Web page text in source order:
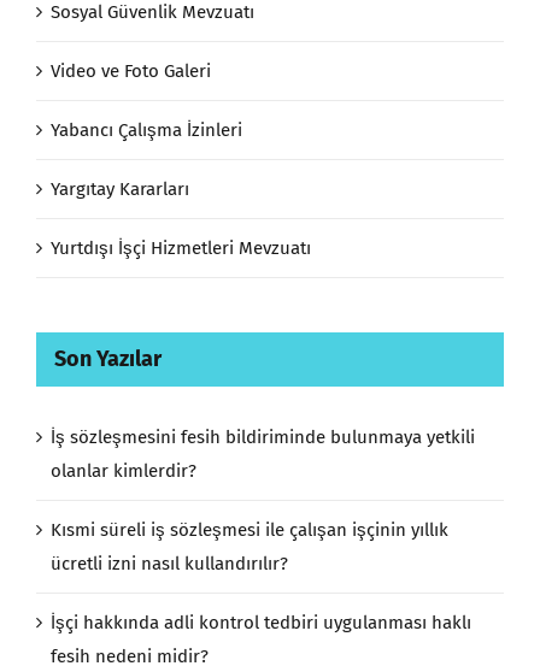
Sosyal Güvenlik Mevzuatı
Video ve Foto Galeri
Yabancı Çalışma İzinleri
Yargıtay Kararları
Yurtdışı İşçi Hizmetleri Mevzuatı
Son Yazılar
İş sözleşmesini fesih bildiriminde bulunmaya yetkili
olanlar kimlerdir?
Kısmi süreli iş sözleşmesi ile çalışan işçinin yıllık
ücretli izni nasıl kullandırılır?
İşçi hakkında adli kontrol tedbiri uygulanması haklı
fesih nedeni midir?